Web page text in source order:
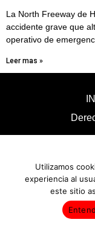
La North Freeway de
accidente grave que
operativo de
Leer mas »
Utilizamos
experiencia al
este sitio